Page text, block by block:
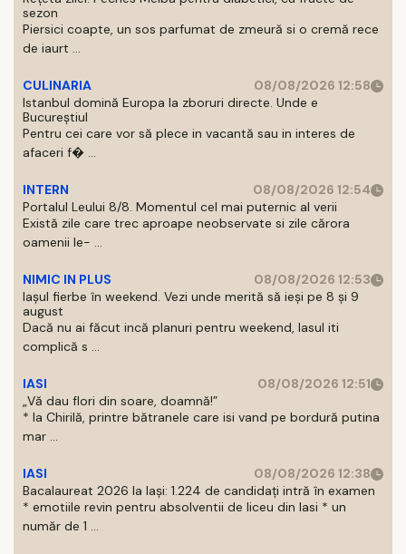
sezon
Piersici coapte, un sos parfumat de zmeură si o cremă rece
de iaurt ...
CULINARIA
08/08/2026 12:58
Istanbul domină Europa la zboruri directe. Unde e
Bucureștiul
Pentru cei care vor să plece in vacantă sau in interes de
afaceri f� ...
INTERN
08/08/2026 12:54
Portalul Leului 8/8. Momentul cel mai puternic al verii
Există zile care trec aproape neobservate si zile cărora
oamenii le- ...
NIMIC IN PLUS
08/08/2026 12:53
Iașul fierbe în weekend. Vezi unde merită să ieși pe 8 și 9
august
Dacă nu ai făcut incă planuri pentru weekend, Iasul iti
complică s ...
IASI
08/08/2026 12:51
„Vă dau flori din soare, doamnă!”
* la Chirilă, printre bătranele care isi vand pe bordură putina
mar ...
IASI
08/08/2026 12:38
Bacalaureat 2026 la Iași: 1.224 de candidați intră în examen
* emotiile revin pentru absolventii de liceu din Iasi * un
număr de 1 ...